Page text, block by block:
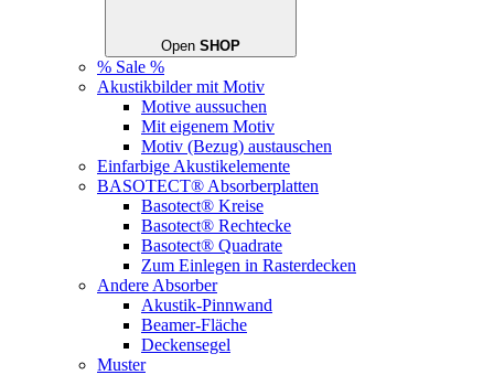
Open SHOP
% Sale %
Akustikbilder mit Motiv
Motive aussuchen
Mit eigenem Motiv
Motiv (Bezug) austauschen
Einfarbige Akustikelemente
BASOTECT® Absorberplatten
Basotect® Kreise
Basotect® Rechtecke
Basotect® Quadrate
Zum Einlegen in Rasterdecken
Andere Absorber
Akustik-Pinnwand
Beamer-Fläche
Deckensegel
Muster